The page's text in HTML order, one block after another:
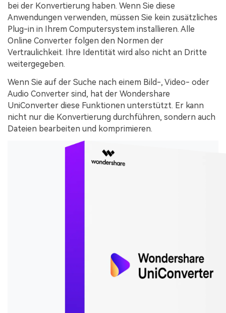
bei der Konvertierung haben. Wenn Sie diese
Anwendungen verwenden, müssen Sie kein zusätzliches
Plug-in in Ihrem Computersystem installieren. Alle
Online Converter folgen den Normen der
Vertraulichkeit. Ihre Identität wird also nicht an Dritte
weitergegeben.
Wenn Sie auf der Suche nach einem Bild-, Video- oder
Audio Converter sind, hat der Wondershare
UniConverter diese Funktionen unterstützt. Er kann
nicht nur die Konvertierung durchführen, sondern auch
Dateien bearbeiten und komprimieren.